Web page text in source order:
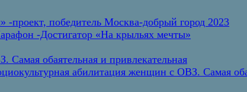
победитель Москва-добрый город 2023
-Достигатор «На крыльях мечты»
обаятельная и привлекательная
абилитация женщин с ОВЗ. Самая